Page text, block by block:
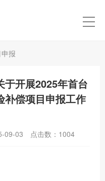
报
于开展2025年首台
补偿项目申报工作
09-03 点击数： 1004